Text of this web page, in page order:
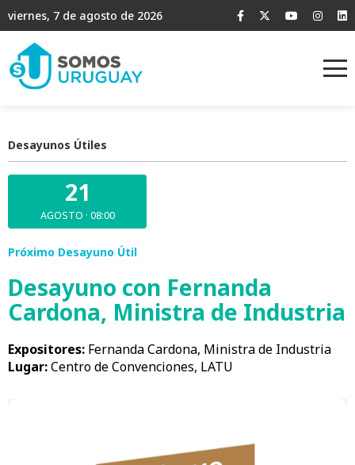
viernes, 7 de agosto de 2026
Desayunos Útiles
21
AGOSTO · 08:00
Próximo Desayuno Útil
Desayuno con Fernanda
Cardona, Ministra de Industria
Expositores: Fernanda Cardona, Ministra de Industria
Lugar:Centro de Convenciones, LATU